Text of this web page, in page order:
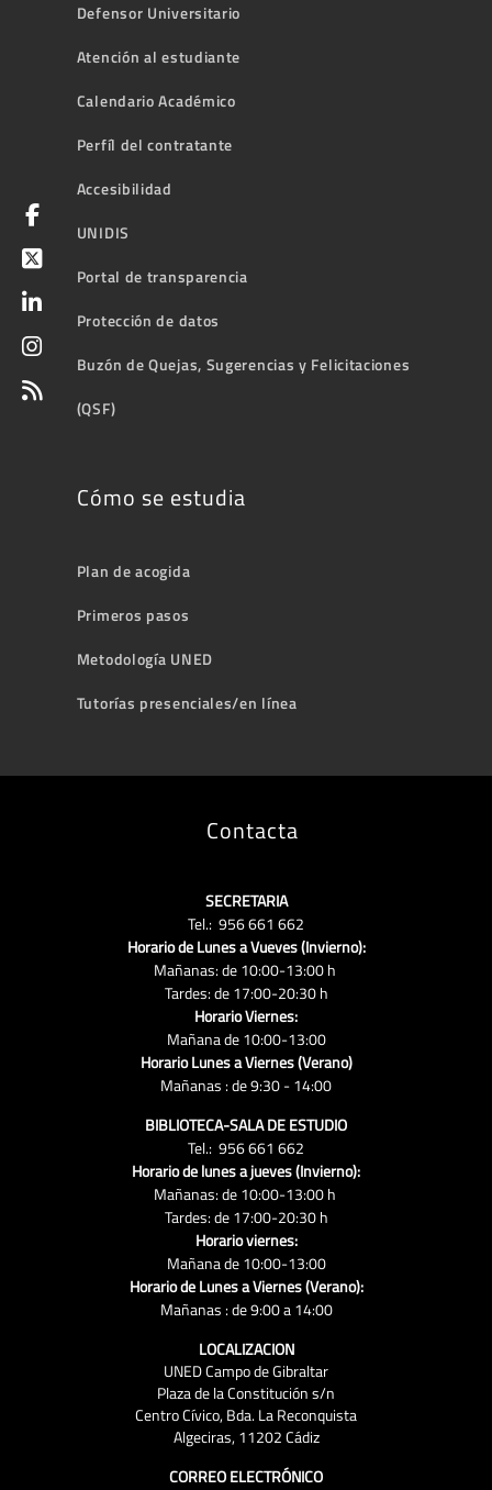
Defensor Universitario
Atención al estudiante
Calendario Académico
Perfíl del contratante
Accesibilidad
UNIDIS
Portal de transparencia
Protección de datos
Buzón de Quejas, Sugerencias y Felicitaciones
(QSF)
Cómo se estudia
Plan de acogida
Primeros pasos
Metodología UNED
Tutorías presenciales/en línea
Contacta
SECRETARIA
Tel.: 956 661 662
Horario de Lunes a Vueves (Invierno):
Mañanas: de 10:00-13:00 h
Tardes: de 17:00-20:30 h
Horario Viernes:
Mañana de 10:00-13:00
Horario Lunes a Viernes (Verano)
Mañanas : de 9:30 - 14:00
BIBLIOTECA-SALA DE ESTUDIO
Tel.: 956 661 662
Horario de lunes a jueves (Invierno):
Mañanas: de 10:00-13:00 h
Tardes: de 17:00-20:30 h
Horario viernes:
Mañana de 10:00-13:00
Horario de Lunes a Viernes (Verano):
Mañanas : de 9:00 a 14:00
LOCALIZACION
UNED Campo de Gibraltar
Plaza de la Constitución s/n
Centro Cívico, Bda. La Reconquista
Algeciras, 11202 Cádiz
CORREO ELECTRÓNICO